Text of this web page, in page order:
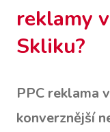
reklamy
Skliku?
PPC reklama
konverznější